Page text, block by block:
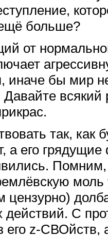
больше?
от
иначе бы мир
всякий
так, как
а его
цензурно)
действий. С
его z-